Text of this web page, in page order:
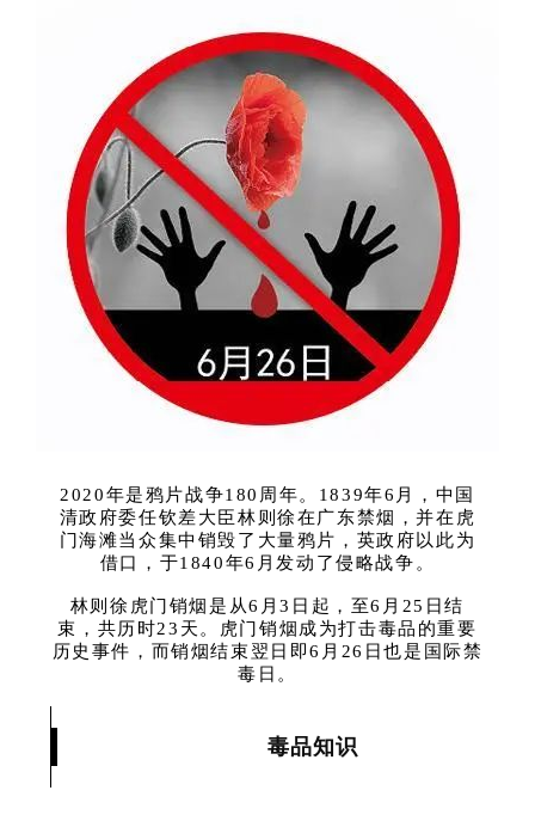
2020年是鸦片战争180周年。1839年6月，中国
清政府委任钦差大臣林则徐在广东禁烟，并在虎
门海滩当众集中销毁了大量鸦片，英政府以此为
借口，于1840年6月发动了侵略战争。
林则徐虎门销烟是从6月3日起，至6月25日结
束，共历时23天。虎门销烟成为打击毒品的重要
历史事件，而销烟结束翌日即6月26日也是国际禁
毒日。
毒品知识